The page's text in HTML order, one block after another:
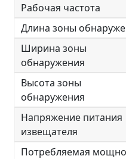
Рабочая частота
Длина зоны
Ширина зоны
обнаружения
Высота зоны
обнаружения
Напряжение питания
извещателя
Потребляемая